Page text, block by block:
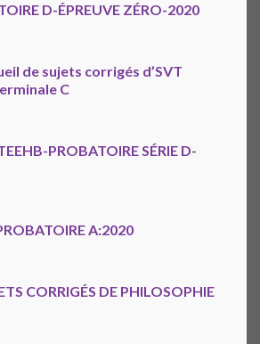
D-ÉPREUVE ZÉRO-2020
de sujets corrigés d’SVT
C
PROBATOIRE SÉRIE D-
A:2020
CORRIGÉS DE PHILOSOPHIE